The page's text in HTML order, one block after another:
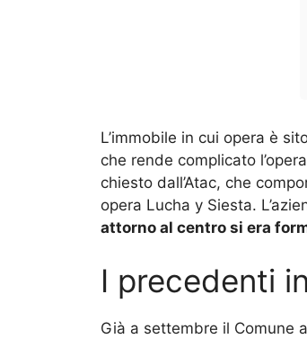
L’immobile in cui opera è
che rende complicato
chiesto dall’Atac, che
opera Lucha y Siesta.
attorno al centro si era
I precedenti
Già a settembre il Comune